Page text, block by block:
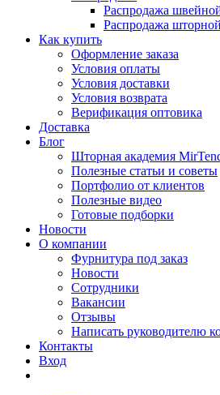
Распродажа
Распродажа
Как купить
Оформление заказа
Условия оплаты
Условия доставки
Условия возврата
Верификация оптовика
Доставка
Блог
Шторная академия
Полезные статьи и советы
Портфолио от клиентов
Полезные видео
Готовые подборки
Новости
О компании
Фурнитура под заказ
Новости
Сотрудники
Вакансии
Отзывы
Написать руководителю
Контакты
Вход